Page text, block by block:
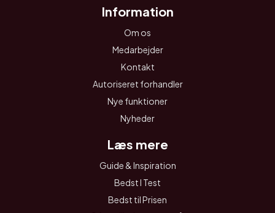
Information
Om os
Medarbejder
Kontakt
Autoriseret forhandler
Nye funktioner
Nyheder
Læs mere
Guide & Inspiration
Bedst I Test
Bedst til Prisen